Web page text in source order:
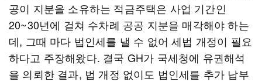
공이 지분을 소유하는 적금주택은 사업 기간인
20~30년에 걸쳐 수차례 공공 지분을 매각해야 하는
데, 그때 마다 법인세를 낼 수 없어 세법 개정이 필요
하다고 주장해왔다. 결국 GH가 국세청에 유권해석
을 의뢰한 결과, 법 개정 없이도 법인세를 추가 납부